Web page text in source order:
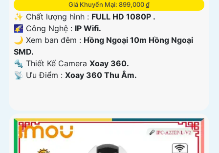
Giá Khuyến Mại: 899,000 ₫
✨ Chất lượng hình : FULL HD 1080P .
🌠 Công Nghệ : IP Wifi.
🌙 Xem ban đêm : Hồng Ngoại 10m Hồng Ngoại
SMD.
🔩 Thiết Kế Camera Xoay 360.
️📡 Ưu Điểm : Xoay 360 Thu Âm.